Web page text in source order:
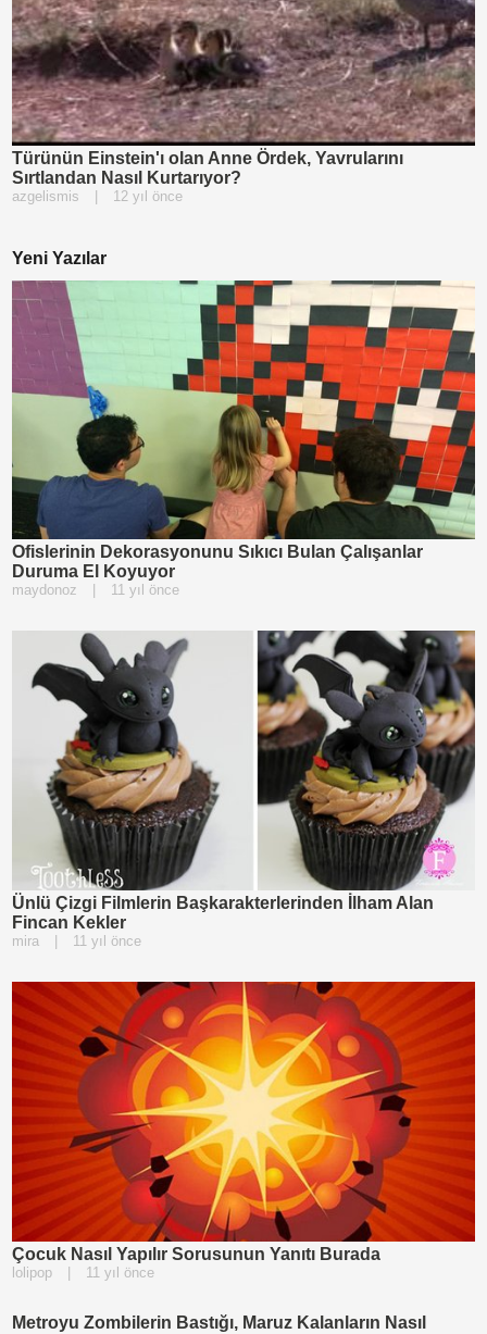
Türünün Einstein'ı olan Anne Ördek, Yavrularını
Sırtlandan Nasıl Kurtarıyor?
azgelismis 12 yıl önce
Yeni Yazılar
Ofislerinin Dekorasyonunu Sıkıcı Bulan Çalışanlar
Duruma El Koyuyor
maydonoz 11 yıl önce
Ünlü Çizgi Filmlerin Başkarakterlerinden İlham Alan
Fincan Kekler
mira 11 yıl önce
Çocuk Nasıl Yapılır Sorusunun Yanıtı Burada
lolipop 11 yıl önce
Metroyu Zombilerin Bastığı, Maruz Kalanların Nasıl